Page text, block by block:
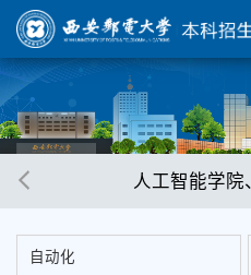
人工智能学院
自动化